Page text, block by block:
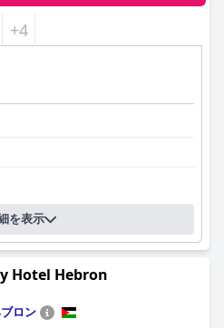
+4
を表示
Hotel Hebron
ロン